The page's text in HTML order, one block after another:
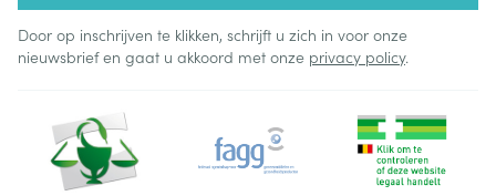
Door op inschrijven te klikken, schrijft u zich in voor onze
nieuwsbrief en gaat u akkoord met onze privacy policy.